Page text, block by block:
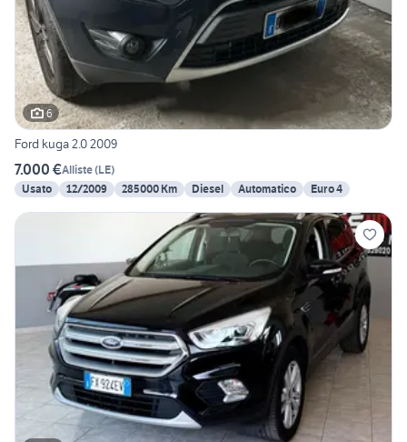
6
Ford kuga 2.0 2009
7.000 €Alliste(LE)
Usato
12/2009 285000 Km Diesel Automatico Euro 4